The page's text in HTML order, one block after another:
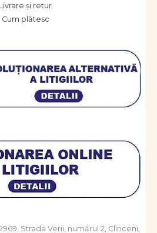
Livrare și retur
Cum plătesc
Strada Verii, numărul 2, Clinceni,